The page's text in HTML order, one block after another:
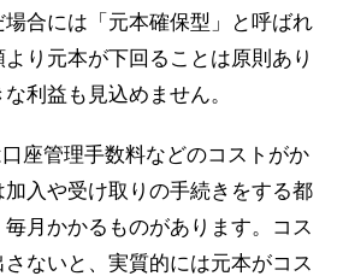
合には「元本確保型」と呼ばれ
り元本が下回ることは原則あり
利益も見込めません。
座管理手数料などのコストがか
入や受け取りの手続きをする都
月かかるものがあります。コス
さないと、実質的には元本がコス